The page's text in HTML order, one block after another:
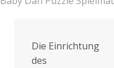
Die Einrichtung
des